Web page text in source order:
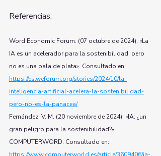
Referencias:
Word Economic Forum. (07 octubre de 2024). «La
IA es un acelerador para la sostenibilidad, pero
no es una bala de plata». Consultado en:
https://es.weforum.org/stories/2024/10/la-
inteligencia-artificial-acelera-la-sostenibilidad-
pero-no-es-la-panacea/
Fernández, V. M. (20 noviembre de 2024). «IA: ¿un
gran peligro para la sostenibilidad?».
COMPUTERWORD. Consultado en: